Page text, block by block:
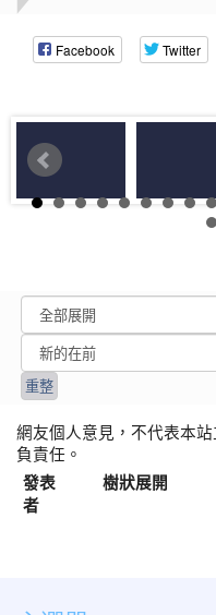
Facebook Twitter
網友個人意見，不代表本
負責任。
發表
者
樹狀展開